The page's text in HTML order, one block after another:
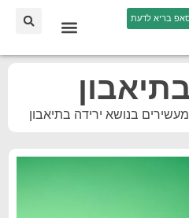
בריא לדעת
בנושא ירידה בתיאבון